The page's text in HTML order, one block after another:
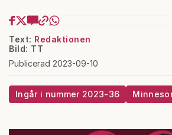
Text: Redaktionen
Bild: TT
Publicerad 2023-09-10
Ingår i nummer 2023-36